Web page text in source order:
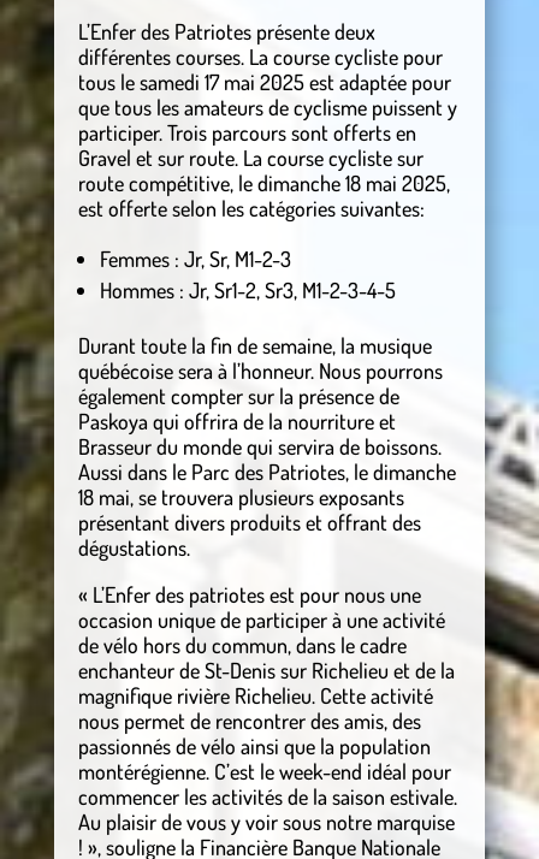
L’Enfer des Patriotes présente deux
différentes courses. La course cycliste pour
tous le samedi 17 mai 2025 est adaptée pour
que tous les amateurs de cyclisme puissent y
participer. Trois parcours sont offerts en
Gravel et sur route. La course cycliste sur
route compétitive, le dimanche 18 mai 2025,
est offerte selon les catégories suivantes:
Femmes : Jr, Sr, M1-2-3
Hommes : Jr, Sr1-2, Sr3, M1-2-3-4-5
Durant toute la fin de semaine, la musique
québécoise sera à l’honneur. Nous pourrons
également compter sur la présence de
Paskoya qui offrira de la nourriture et
Brasseur du monde qui servira de boissons.
Aussi dans le Parc des Patriotes, le dimanche
18 mai, se trouvera plusieurs exposants
présentant divers produits et offrant des
dégustations.
« L’Enfer des patriotes est pour nous une
occasion unique de participer à une activité
de vélo hors du commun, dans le cadre
enchanteur de St-Denis sur Richelieu et de la
magnifique rivière Richelieu. Cette activité
nous permet de rencontrer des amis, des
passionnés de vélo ainsi que la population
montérégienne. C’est le week-end idéal pour
commencer les activités de la saison estivale.
Au plaisir de vous y voir sous notre marquise
! », souligne la Financière Banque Nationale